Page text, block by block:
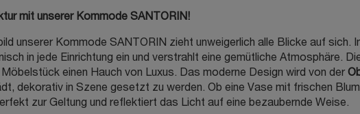
mit unserer Kommode SANTORIN!
unserer Kommode SANTORIN zieht unweigerlich alle Blicke auf sich.
in jede Einrichtung ein und verstrahlt eine gemütliche Atmosphäre.
einen Hauch von Luxus. Das moderne Design wird von der
dekorativ in Szene gesetzt zu werden. Ob eine Vase mit frischen
zur Geltung und reflektiert das Licht auf eine bezaubernde Weise.